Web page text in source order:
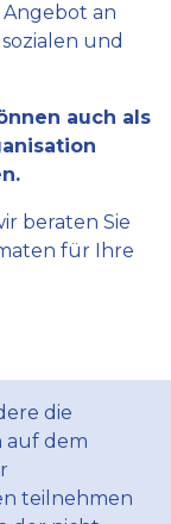
an
und
auch als
beraten Sie
für Ihre
die
auf dem
teilnehmen